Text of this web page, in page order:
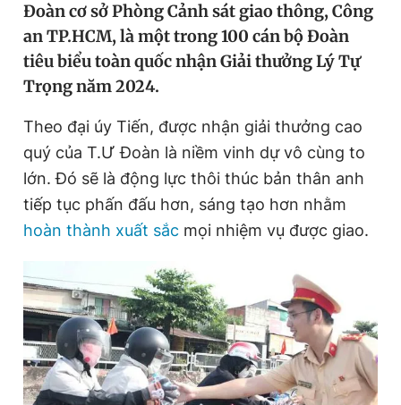
Video Magazine
Sản phẩm khác
Tiện ích Bạn cần biết
Thông tin tòa soạn Liên hệ quảng cáo
Đọc Thanh Niên trên điện thoại
Đoàn cơ sở Phòng Cảnh sát giao thông, Công
an TP.HCM, là một trong 100 cán bộ Đoàn
tiêu biểu toàn quốc nhận Giải thưởng Lý Tự
Trọng năm 2024.
Theo đại úy Tiến, được nhận giải thưởng cao
quý của T.Ư Đoàn là niềm vinh dự vô cùng to
lớn. Đó sẽ là động lực thôi thúc bản thân anh
tiếp tục phấn đấu hơn, sáng tạo hơn nhằm
hoàn thành xuất sắc mọi nhiệm vụ được giao.